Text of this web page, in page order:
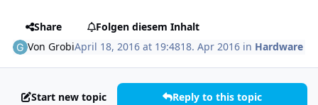
Share
Folgen diesem Inhalt
VonGrobiApril 18, 2016 at 19:4818. Apr 2016 in Hardware
Start new topic Reply to this topic